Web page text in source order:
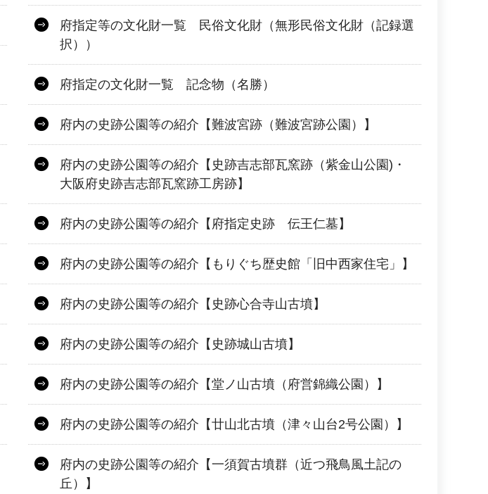
府指定等の文化財一覧 民俗文化財（無形民俗文化財（記録選
択））
府指定の文化財一覧 記念物（名勝）
府内の史跡公園等の紹介【難波宮跡（難波宮跡公園）】
府内の史跡公園等の紹介【史跡吉志部瓦窯跡（紫金山公園)・
大阪府史跡吉志部瓦窯跡工房跡】
府内の史跡公園等の紹介【府指定史跡 伝王仁墓】
府内の史跡公園等の紹介【もりぐち歴史館「旧中西家住宅」】
府内の史跡公園等の紹介【史跡心合寺山古墳】
府内の史跡公園等の紹介【史跡城山古墳】
府内の史跡公園等の紹介【堂ノ山古墳（府営錦織公園）】
府内の史跡公園等の紹介【廿山北古墳（津々山台2号公園）】
府内の史跡公園等の紹介【一須賀古墳群（近つ飛鳥風土記の
丘）】